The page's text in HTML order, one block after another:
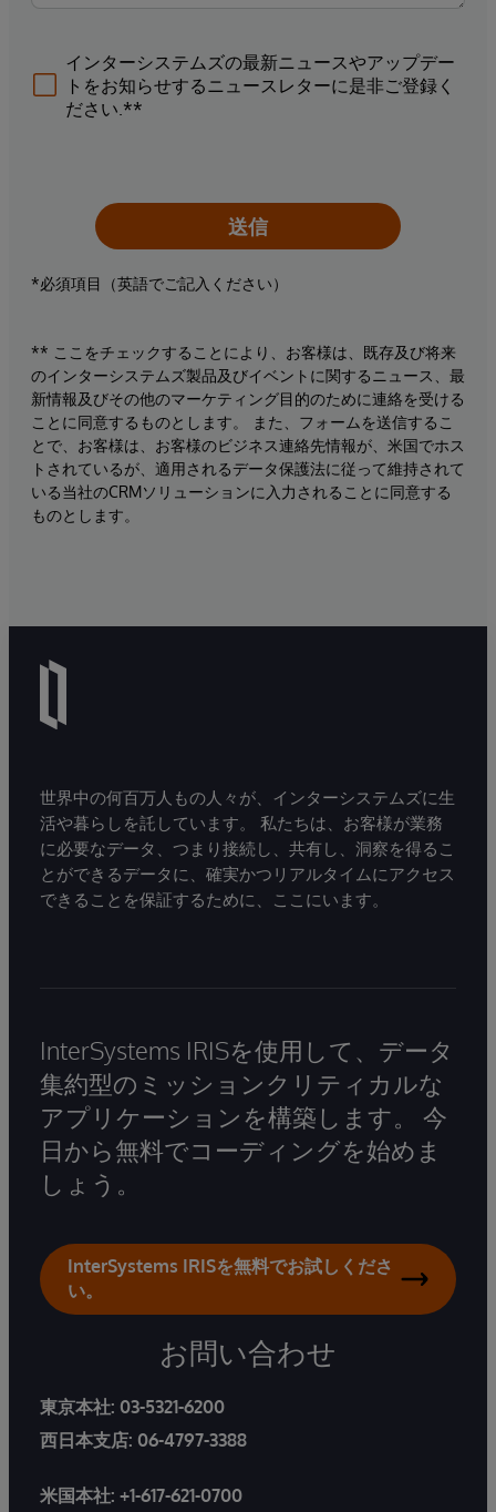
インターシステムズの最新ニュースやアップデー
トをお知らせするニュースレターに是非ご登録く
ださい.**
送信
*必須項目（英語でご記入ください）
** ここをチェックすることにより、お客様は、既存及び将来
のインターシステムズ製品及びイベントに関するニュース、最
新情報及びその他のマーケティング目的のために連絡を受ける
ことに同意するものとします。 また、フォームを送信するこ
とで、お客様は、お客様のビジネス連絡先情報が、米国でホス
トされているが、適用されるデータ保護法に従って維持されて
いる当社のCRMソリューションに入力されることに同意する
ものとします。
世界中の何百万人もの人々が、インターシステムズに生
活や暮らしを託しています。 私たちは、お客様が業務
に必要なデータ、つまり接続し、共有し、洞察を得るこ
とができるデータに、確実かつリアルタイムにアクセス
できることを保証するために、ここにいます。
InterSystems IRISを使用して、データ
集約型のミッションクリティカルな
アプリケーションを構築します。 今
日から無料でコーディングを始めま
しょう。
InterSystems IRISを無料でお試しくださ
い。
お問い合わせ
東京本社: 03-5321-6200
西日本支店: 06-4797-3388
米国本社: +1-617-621-0700